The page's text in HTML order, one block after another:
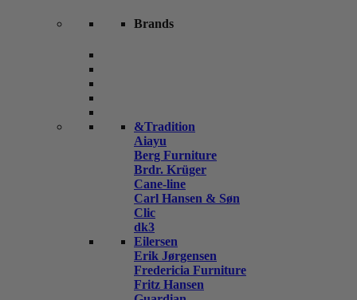
Brands
&Tradition
Aiayu
Berg Furniture
Brdr. Krüger
Cane-line
Carl Hansen & Søn
Clic
dk3
Eilersen
Erik Jørgensen
Fredericia Furniture
Fritz Hansen